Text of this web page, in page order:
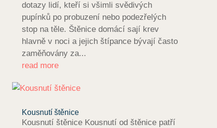
dotazy lidí, kteří si všimli svědivých
pupínků po probuzení nebo podezřelých
stop na těle. Štěnice domácí sají krev
hlavně v noci a jejich štípance bývají často
zaměňovány za...
read more
Kousnutí štěnice
Kousnutí štěnice Kousnutí od štěnice patří